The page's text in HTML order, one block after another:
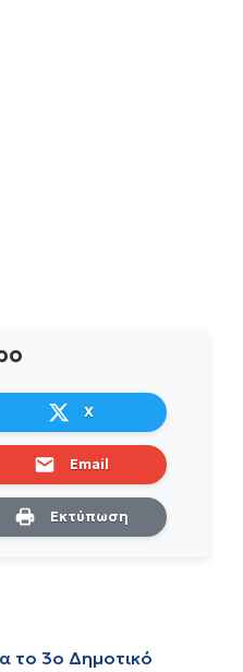
X
Email
Εκτύπωση
το 3ο Δημοτικό